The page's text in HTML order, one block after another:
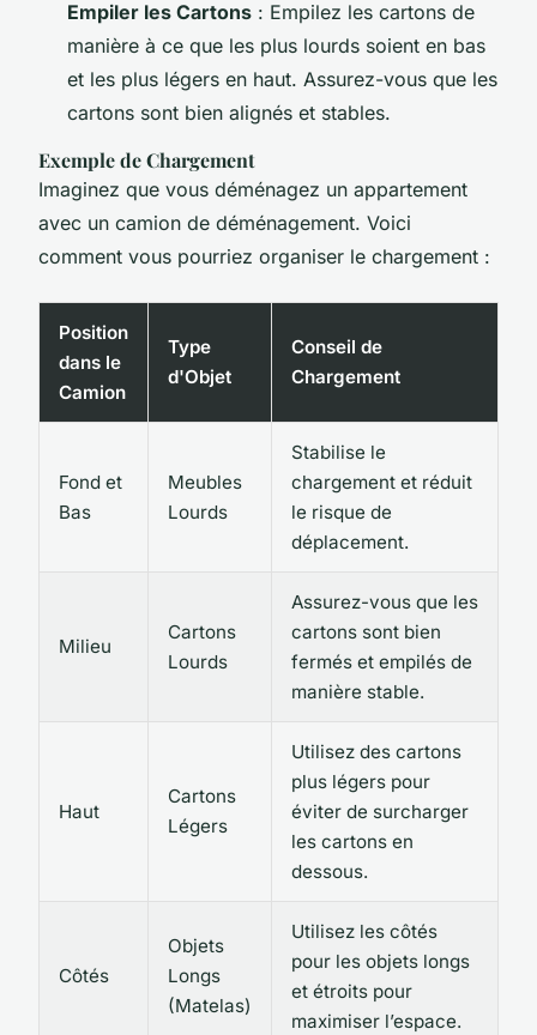
Empiler les Cartons : Empilez les cartons de
manière à ce que les plus lourds soient en bas
et les plus légers en haut. Assurez-vous que les
cartons sont bien alignés et stables.
Exemple de Chargement
Imaginez que vous déménagez un appartement
avec un camion de déménagement. Voici
comment vous pourriez organiser le chargement :
Position
dans le
Camion
Type
d'Objet
Conseil de
Chargement
Fond et
Bas
Meubles
Lourds
Stabilise le
chargement et réduit
le risque de
déplacement.
Milieu
Cartons
Lourds
Assurez-vous que les
cartons sont bien
fermés et empilés de
manière stable.
Haut
Cartons
Légers
Utilisez des cartons
plus légers pour
éviter de surcharger
les cartons en
dessous.
Côtés
Objets
Longs
(Matelas)
Utilisez les côtés
pour les objets longs
et étroits pour
maximiser l’espace.